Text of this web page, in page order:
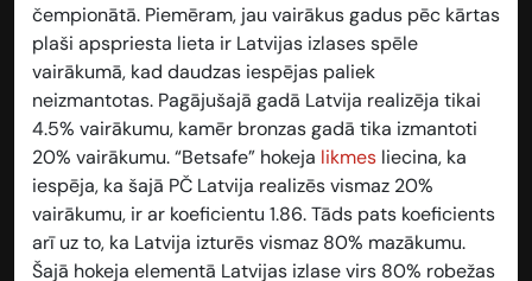
čempionātā. Piemēram, jau vairākus gadus pēc kārtas
plaši apspriesta lieta ir Latvijas izlases spēle
vairākumā, kad daudzas iespējas paliek
neizmantotas. Pagājušajā gadā Latvija realizēja tikai
4.5% vairākumu, kamēr bronzas gadā tika izmantoti
20% vairākumu. “Betsafe” hokeja likmes liecina, ka
iespēja, ka šajā PČ Latvija realizēs vismaz 20%
vairākumu, ir ar koeficientu 1.86. Tāds pats koeficients
arī uz to, ka Latvija izturēs vismaz 80% mazākumu.
Šajā hokeja elementā Latvijas izlase virs 80% robežas